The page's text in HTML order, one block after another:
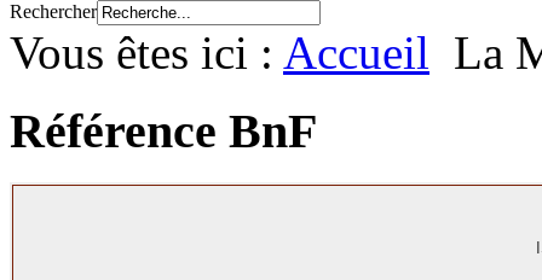
Rechercher
Vous êtes ici : Accueil La
Référence BnF